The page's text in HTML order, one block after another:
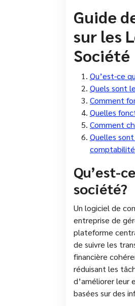
Guide
sur les
Société
Qu’est-ce
Quels sont
Comment
Quelles
Comment
Quelles
Qu’est-
société?
Un logiciel de
entreprise de
plateforme
de suivre les
financière
réduisant les
d’améliorer leur
basées sur des